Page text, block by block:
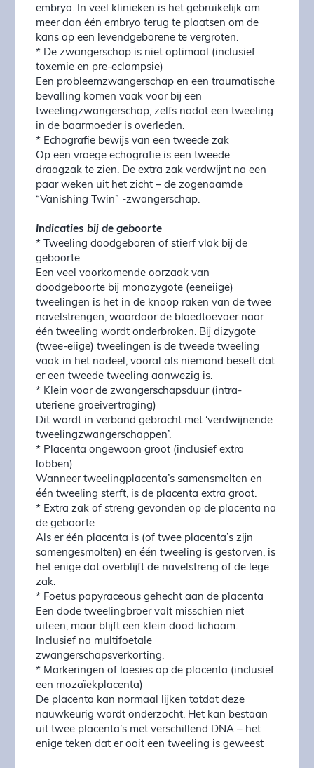
embryo. In veel klinieken is het gebruikelijk om
meer dan één embryo terug te plaatsen om de
kans op een levendgeborene te vergroten.
* De zwangerschap is niet optimaal (inclusief
toxemie en pre-eclampsie)
Een probleemzwangerschap en een traumatische
bevalling komen vaak voor bij een
tweelingzwangerschap, zelfs nadat een tweeling
in de baarmoeder is overleden.
* Echografie bewijs van een tweede zak
Op een vroege echografie is een tweede
draagzak te zien. De extra zak verdwijnt na een
paar weken uit het zicht – de zogenaamde
“Vanishing Twin” -zwangerschap.
Indicaties bij de geboorte
* Tweeling doodgeboren of stierf vlak bij de
geboorte
Een veel voorkomende oorzaak van
doodgeboorte bij monozygote (eeneiige)
tweelingen is het in de knoop raken van de twee
navelstrengen, waardoor de bloedtoevoer naar
één tweeling wordt onderbroken. Bij dizygote
(twee-eiige) tweelingen is de tweede tweeling
vaak in het nadeel, vooral als niemand beseft dat
er een tweede tweeling aanwezig is.
* Klein voor de zwangerschapsduur (intra-
uteriene groeivertraging)
Dit wordt in verband gebracht met ‘verdwijnende
tweelingzwangerschappen’.
* Placenta ongewoon groot (inclusief extra
lobben)
Wanneer tweelingplacenta’s samensmelten en
één tweeling sterft, is de placenta extra groot.
* Extra zak of streng gevonden op de placenta na
de geboorte
Als er één placenta is (of twee placenta’s zijn
samengesmolten) en één tweeling is gestorven, is
het enige dat overblijft de navelstreng of de lege
zak.
* Foetus papyraceous gehecht aan de placenta
Een dode tweelingbroer valt misschien niet
uiteen, maar blijft een klein dood lichaam.
Inclusief na multifoetale
zwangerschapsverkorting.
* Markeringen of laesies op de placenta (inclusief
een mozaïekplacenta)
De placenta kan normaal lijken totdat deze
nauwkeurig wordt onderzocht. Het kan bestaan
uit twee placenta’s met verschillend DNA – het
enige teken dat er ooit een tweeling is geweest